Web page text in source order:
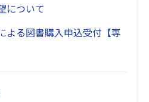
について
よる図書購入申込受付【専